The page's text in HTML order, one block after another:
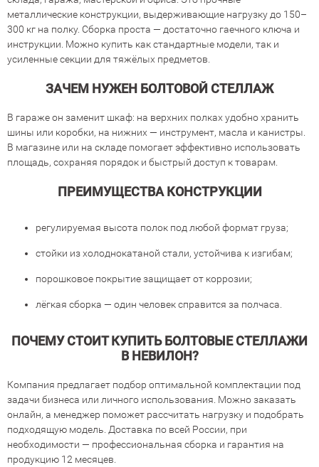
металлические конструкции, выдерживающие нагрузку до 150–
300 кг на полку. Сборка проста — достаточно гаечного ключа и
инструкции. Можно купить как стандартные модели, так и
усиленные секции для тяжёлых предметов.
ЗАЧЕМ НУЖЕН БОЛТОВОЙ СТЕЛЛАЖ
В гараже он заменит шкаф: на верхних полках удобно хранить
шины или коробки, на нижних — инструмент, масла и канистры.
В магазине или на складе помогает эффективно использовать
площадь, сохраняя порядок и быстрый доступ к товарам.
ПРЕИМУЩЕСТВА КОНСТРУКЦИИ
регулируемая высота полок под любой формат груза;
стойки из холоднокатаной стали, устойчива к изгибам;
порошковое покрытие защищает от коррозии;
лёгкая сборка — один человек справится за полчаса.
ПОЧЕМУ СТОИТ КУПИТЬ БОЛТОВЫЕ СТЕЛЛАЖИ
В НЕВИЛОН?
Компания предлагает подбор оптимальной комплектации под
задачи бизнеса или личного использования. Можно заказать
онлайн, а менеджер поможет рассчитать нагрузку и подобрать
подходящую модель. Доставка по всей России, при
необходимости — профессиональная сборка и гарантия на
продукцию 12 месяцев.